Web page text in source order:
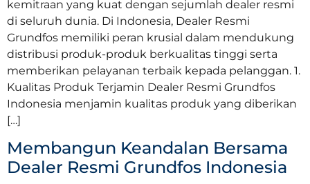
kemitraan yang kuat dengan sejumlah dealer resmi
di seluruh dunia. Di Indonesia, Dealer Resmi
Grundfos memiliki peran krusial dalam mendukung
distribusi produk-produk berkualitas tinggi serta
memberikan pelayanan terbaik kepada pelanggan. 1.
Kualitas Produk Terjamin Dealer Resmi Grundfos
Indonesia menjamin kualitas produk yang diberikan
[…]
Membangun Keandalan Bersama
Dealer Resmi Grundfos Indonesia